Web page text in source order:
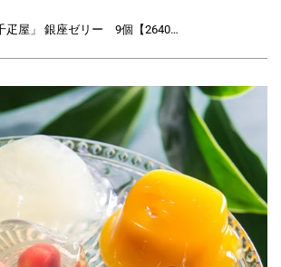
「銀座千疋屋」 銀座ゼリー 9個【2640-0067】